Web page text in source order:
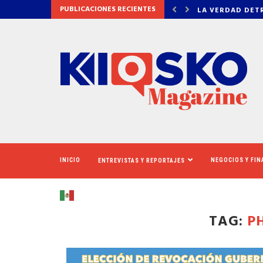
PUBLICACIONES RECIENTES
DE OZEMPIC NEWSOM
INICIO ENTREVISTAS Y REPORTAJES NEGOCIOS Y
TAG: